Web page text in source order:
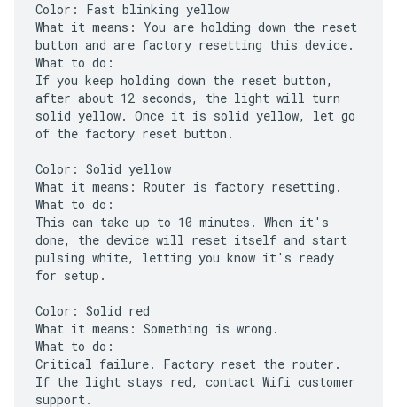
Color: Fast blinking yellow
What it means: You are holding down the reset
button and are factory resetting this device.
What to do:
If you keep holding down the reset button,
after about 12 seconds, the light will turn
solid yellow. Once it is solid yellow, let go
of the factory reset button.
Color: Solid yellow
What it means: Router is factory resetting.
What to do:
This can take up to 10 minutes. When it's
done, the device will reset itself and start
pulsing white, letting you know it's ready
for setup.
Color: Solid red
What it means: Something is wrong.
What to do:
Critical failure. Factory reset the router.
If the light stays red, contact Wifi customer